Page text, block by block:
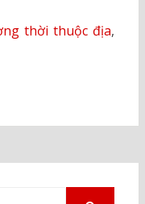
thời thuộc địa,